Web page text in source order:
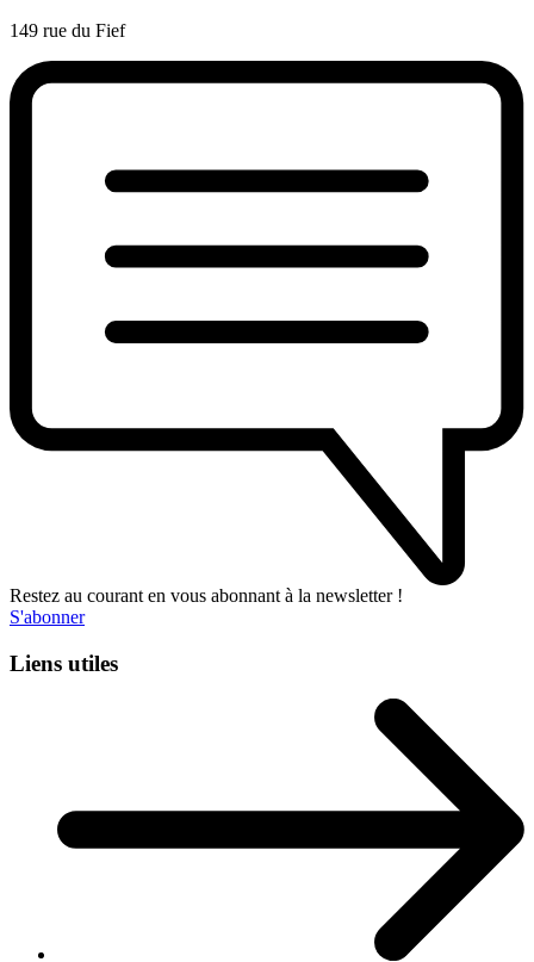
149 rue du Fief
Restez au courant en vous abonnant à la newsletter !
S'abonner
Liens utiles